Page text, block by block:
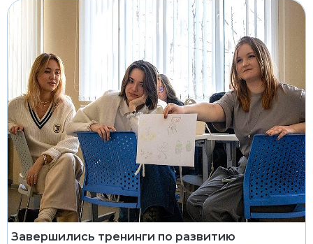
Завершились тренинги по развитию